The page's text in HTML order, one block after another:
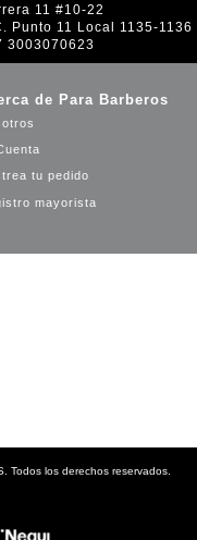
11 #10-22
Punto 11 Local 1135-1136
3003070623
de Para Barberos
tu pedido
mayorista
Todos los derechos reservados.